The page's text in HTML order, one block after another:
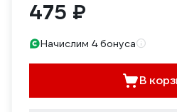
475 ₽
Начислим 4 бонуса
В